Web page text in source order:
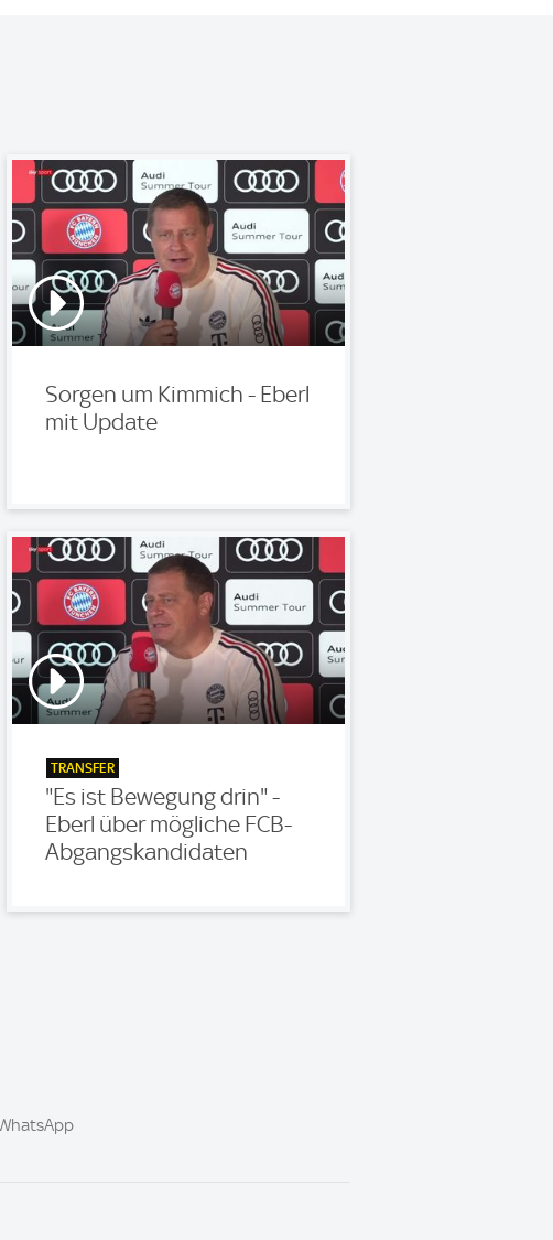
Sorgen um Kimmich - Eberl
mit Update
TRANSFER
"Es ist Bewegung drin" -
Eberl über mögliche FCB-
Abgangskandidaten